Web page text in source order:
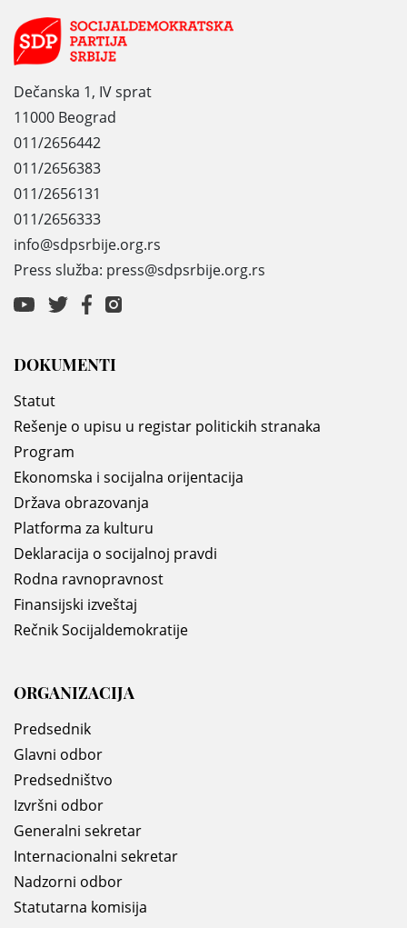
Dečanska 1, IV sprat
11000 Beograd
011/2656442
011/2656383
011/2656131
011/2656333
info@sdpsrbije.org.rs
Press služba: press@sdpsrbije.org.rs
DOKUMENTI
Statut
Rešenje o upisu u registar politickih stranaka
Program
Ekonomska i socijalna orijentacija
Država obrazovanja
Platforma za kulturu
Deklaracija o socijalnoj pravdi
Rodna ravnopravnost
Finansijski izveštaj
Rečnik Socijaldemokratije
ORGANIZACIJA
Predsednik
Glavni odbor
Predsedništvo
Izvršni odbor
Generalni sekretar
Internacionalni sekretar
Nadzorni odbor
Statutarna komisija